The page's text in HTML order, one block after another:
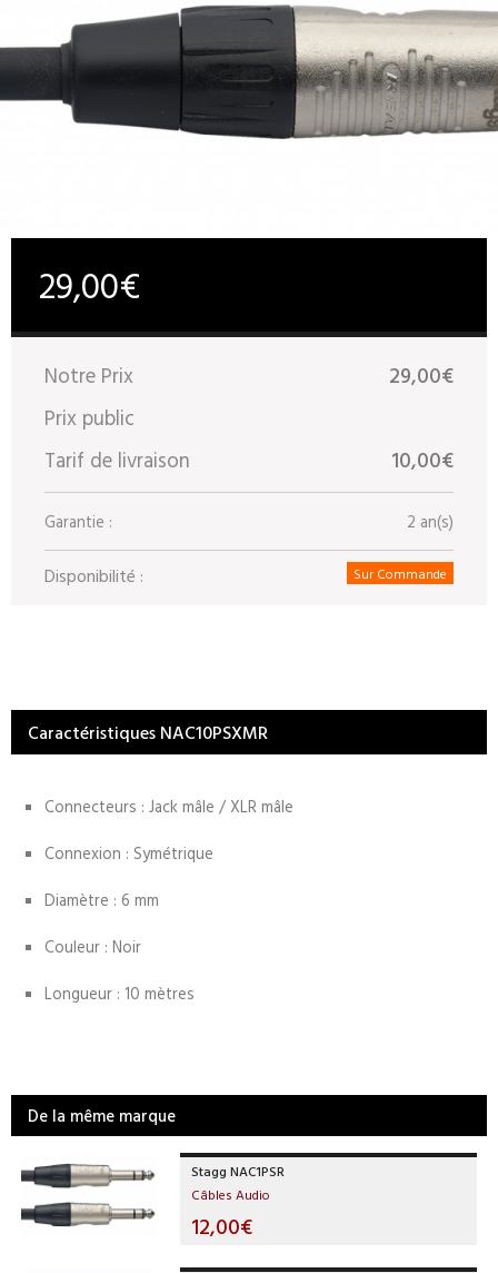
29,00€
Notre Prix
29,00€
Prix public
Tarif de livraison
10,00€
Garantie : 2 an(s)
Disponibilité : Sur Commande
Caractéristiques NAC10PSXMR
Connecteurs : Jack mâle / XLR mâle
Connexion : Symétrique
Diamètre : 6 mm
Couleur : Noir
Longueur : 10 mètres
De la même marque
Stagg NAC1PSR
Câbles Audio
12,00€